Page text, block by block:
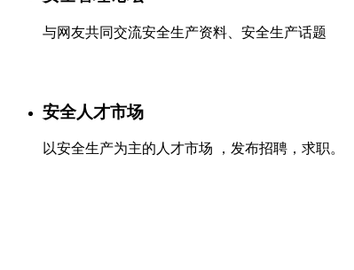
与网友共同交流安全生产资料、安全生产话题
安全人才市场
以安全生产为主的人才市场 ，发布招聘，求职。